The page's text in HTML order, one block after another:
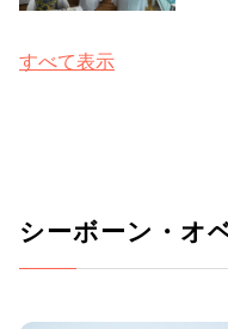
すべて表示
シーボーン・オ